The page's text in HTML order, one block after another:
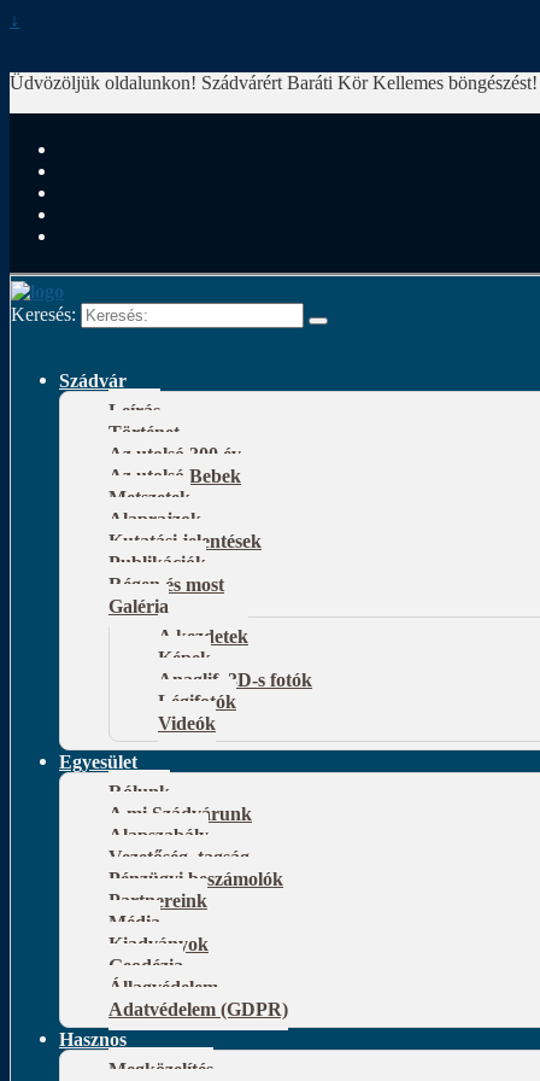
↓
Üdvözöljük oldalunkon! Szádvárért Baráti Kör Kellemes
Keresés:
Szádvár
Leírás
Történet
Az utolsó 300 év
Az utolsó Bebek
Metszetek
Alaprajzok
Kutatási jelentések
Publikációk
Régen és most
Galéria
A kezdetek
Képek
Anaglif, 3D-s fotók
Légifotók
Videók
Egyesület
Rólunk
A mi Szádvárunk
Alapszabály
Vezetőség, tagság
Pénzügyi beszámolók
Partnereink
Média
Kiadványok
Geodézia
Állagvédelem
Adatvédelem (GDPR)
Hasznos
Megközelítés